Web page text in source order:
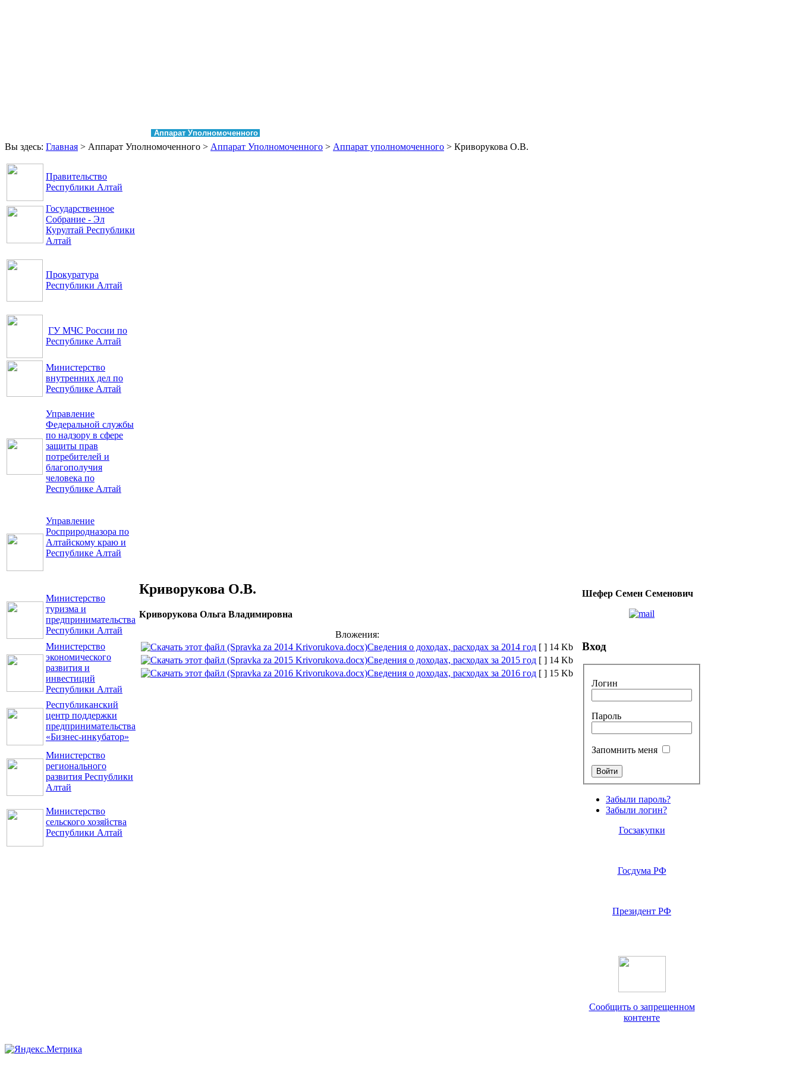
Аппарат Уполномоченного
Вы здесь: Главная > Аппарат Уполномоченного > Аппарат Уполномоченного > Аппарат уполномоченного > Криворукова О.В.
Правительство
Республики Алтай
Государственное
Собрание - Эл
Курултай Республики
Алтай
Прокуратура
Республики Алтай
ГУ МЧС России по
Республике Алтай
Министерство
внутренних дел по
Республике Алтай
Управление
Федеральной службы
по надзору в сфере
защиты прав
потребителей и
благополучия
человека по
Республике Алтай
Управление
Росприродназора по
Алтайскому краю и
Республике Алтай
Министерство
туризма и
предпринимательства
Республики Алтай
Министерство
экономического
развития и
инвестиций
Республики Алтай
Республиканский
центр поддержки
предпринимательства
«Бизнес-инкубатор»
Министерство
регионального
развития Республики
Алтай
Министерство
сельского хозяйства
Республики Алтай
Криворукова О.В.
Криворукова Ольга Владимировна
Вложения:
Сведения о доходах, расходах за 2014 год [ ] 14 Kb
Сведения о доходах, расходах за 2015 год [ ] 14 Kb
Сведения о доходах, расходах за 2016 год [ ] 15 Kb
Шефер Семен Семенович
Вход
Логин
Пароль
Запомнить меня
Забыли пароль?
Забыли логин?
Госзакупки
Госдума РФ
Президент РФ
Сообщить о запрещенном
контенте